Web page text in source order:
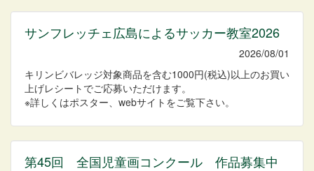
サンフレッチェ広島によるサッカー教室2026
2026/08/01
キリンビバレッジ対象商品を含む1000円(税込)以上のお買い
上げレシートでご応募いただけます。
※詳しくはポスター、webサイトをご覧下さい。
第45回 全国児童画コンクール 作品募集中